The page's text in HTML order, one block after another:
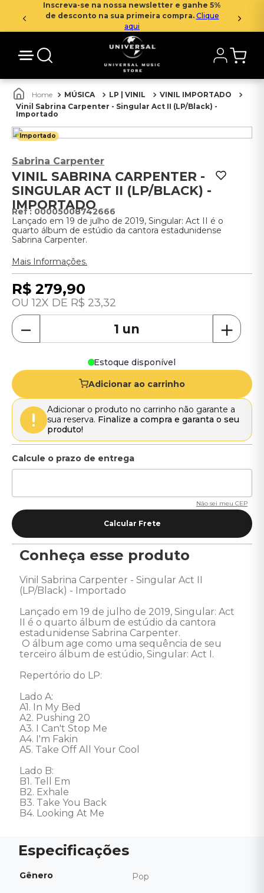
Inscreva-se na nossa newsletter e ganhe 5%
de desconto na sua primeira compra. Clique
aqui
MÚSICA LP | VINIL
VINIL IMPORTADO
Vinil Sabrina Carpenter - Singular Act II (LP/Black) -
Importado
Importado
Sabrina Carpenter
VINIL SABRINA CARPENTER -
SINGULAR ACT II (LP/BLACK) -
IMPORTADO
: 00005008742666
Lançado em 19 de julho de 2019, Singular: Act II é o
quarto álbum de estúdio da cantora estadunidense
Sabrina Carpenter.
Mais Informações.
R$ 279,90
12 R$ 23,32
＋
－
Estoque disponível
Adicionar ao carrinho
Adicionar o produto no carrinho não garante a
sua reserva. Finalize a compra e garanta o seu
produto!
Não sei meu CEP
Conheça esse produto
Vinil Sabrina Carpenter - Singular Act II
(LP/Black) - Importado
Lançado em 19 de julho de 2019, Singular: Act
II é o quarto álbum de estúdio da cantora
estadunidense Sabrina Carpenter.
terceiro álbum de estúdio, Singular: Act I.
Repertório do LP:
Lado A:
A1. In My Bed
A2. Pushing 20
A3. I Can't Stop Me
A4. I'm Fakin
A5. Take Off All Your Cool
Lado B:
B1. Tell Em
B2. Exhale
B3. Take You Back
B4. Looking At Me
Gênero Pop